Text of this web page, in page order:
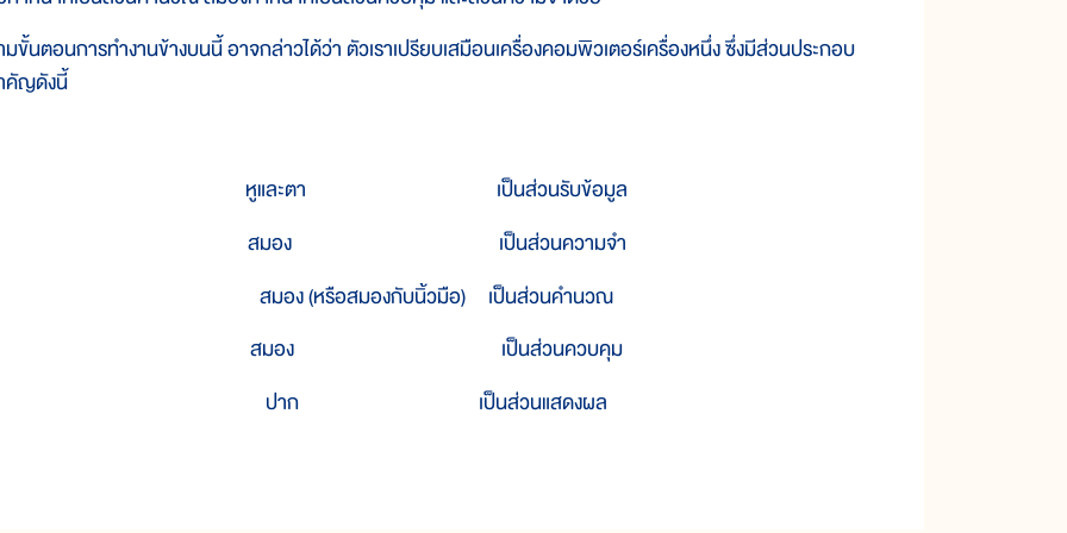
ขั้นตอนการทำงานข้างบนนี้ อาจกล่าวได้ว่า ตัวเราเปรียบเสมือนเครื่องคอมพิวเตอร์เครื่องหนึ่ง ซึ่งมีส่วนประกอบ
คัญดังนี้
หูและตา
เป็นส่วนรับข้อมูล
สมอง
เป็นส่วนความจำ
สมอง (หรือสมองกับนิ้วมือ)
เป็นส่วนคำนวณ
สมอง
เป็นส่วนควบคุม
ปาก
เป็นส่วนแสดงผล